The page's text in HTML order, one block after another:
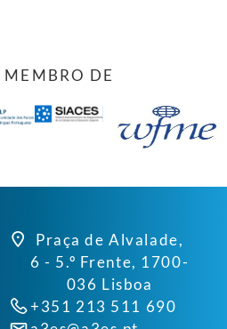
MEMBRO DE
Praça de Alvalade,
6 - 5.º Frente, 1700-
036 Lisboa
+351 213 511 690